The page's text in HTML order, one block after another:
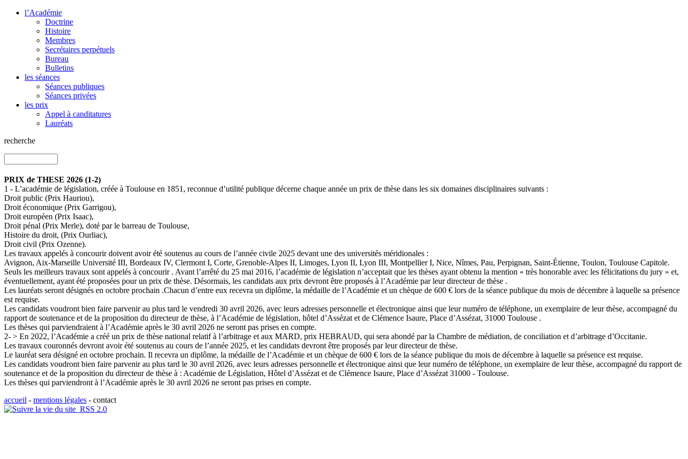
l’Académie
Doctrine
Histoire
Membres
Secrétaires perpétuels
Bureau
Bulletins
les séances
Séances publiques
Séances privées
les prix
Appel à canditatures
Lauréats
recherche
PRIX de THESE 2026 (1-2)
1 - L’académie de législation, créée à Toulouse en 1851, reconnue d’utilité publique décerne chaque année un prix de thèse dans les six domaines disciplinaires suivants :
Droit public (Prix Hauriou),
Droit économique (Prix Garrigou),
Droit européen (Prix Isaac),
Droit pénal (Prix Merle), doté par le barreau de Toulouse,
Histoire du droit, (Prix Ourliac),
Droit civil (Prix Ozenne).
Les travaux appelés à concourir doivent avoir été soutenus au cours de l’année civile 2025 devant une des universités méridionales :
Avignon, Aix-Marseille Université III, Bordeaux IV, Clermont I, Corte, Grenoble-Alpes II, Limoges, Lyon II, Lyon III, Montpellier I, Nice, Nîmes, Pau, Perpignan, Saint-Étienne, Toulon, Toulouse Capitole.
Seuls les meilleurs travaux sont appelés à concourir . Avant l’arrêté du 25 mai 2016, l’académie de législation n’acceptait que les thèses ayant obtenu la mention « très honorable avec les félicitations du jury » et,
éventuellement, ayant été proposées pour un prix de thèse. Désormais, les candidats aux prix devront être proposés à l’Académie par leur directeur de thèse .
Les lauréats seront désignés en octobre prochain .Chacun d’entre eux recevra un diplôme, la médaille de l’Académie et un chèque de 600 € lors de la séance publique du mois de décembre à laquelle sa présence
est requise.
Les candidats voudront bien faire parvenir au plus tard le vendredi 30 avril 2026, avec leurs adresses personnelle et électronique ainsi que leur numéro de téléphone, un exemplaire de leur thèse, accompagné du
rapport de soutenance et de la proposition du directeur de thèse, à l’Académie de législation, hôtel d’Assézat et de Clémence Isaure, Place d’Assézat, 31000 Toulouse .
Les thèses qui parviendraient à l’Académie après le 30 avril 2026 ne seront pas prises en compte.
2- > En 2022, l’Académie a créé un prix de thèse national relatif à l’arbitrage et aux MARD, prix HEBRAUD, qui sera abondé par la Chambre de médiation, de conciliation et d’arbitrage d’Occitanie.
Les travaux couronnés devront avoir été soutenus au cours de l’année 2025, et les candidats devront être proposés par leur directeur de thèse.
Le lauréat sera désigné en octobre prochain. Il recevra un diplôme, la médaille de l’Académie et un chèque de 600 € lors de la séance publique du mois de décembre à laquelle sa présence est requise.
Les candidats voudront bien faire parvenir au plus tard le 30 avril 2026, avec leurs adresses personnelle et électronique ainsi que leur numéro de téléphone, un exemplaire de leur thèse, accompagné du rapport de
soutenance et de la proposition du directeur de thèse à : Académie de Législation, Hôtel d’Assézat et de Clémence Isaure, Place d’Assézat 31000 - Toulouse.
Les thèses qui parviendront à l’Académie après le 30 avril 2026 ne seront pas prises en compte.
accueil - mentions légales - contact
RSS 2.0